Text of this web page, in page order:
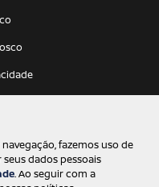
LTDA
68
fazemos uso de
dados pessoais
. Ao seguir com a